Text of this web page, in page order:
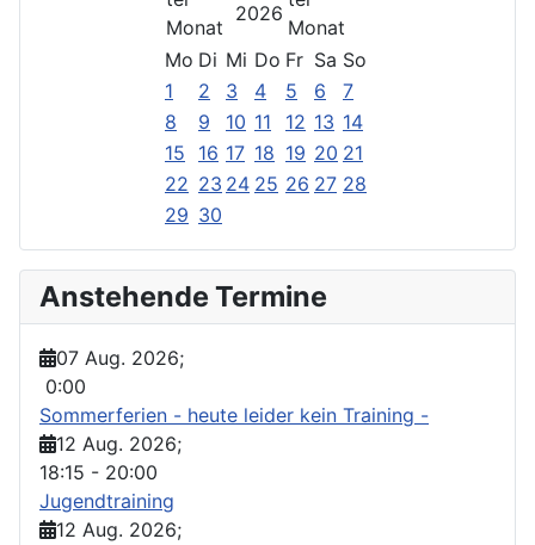
2026
Mo Di Mi Do Fr Sa So
1
2 3 4 5 6
7
8
9 10 11 12 13 14
15
16 17 18 19 20 21
22 23 24 25 26 27 28
29 30
Anstehende Termine
07 Aug. 2026;
0:00
Sommerferien - heute leider kein Training -
12 Aug. 2026;
18:15 - 20:00
Jugendtraining
12 Aug. 2026;